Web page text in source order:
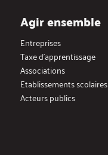
Agir ensemble
Entreprises
Taxe d’apprentissage
Associations
Etablissements scolaires
Acteurs publics